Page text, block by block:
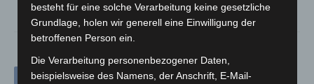
besteht für eine solche Verarbeitung keine gesetzliche
Grundlage, holen wir generell eine Einwilligung der
betroffenen Person ein.
Die Verarbeitung personenbezogener Daten,
beispielsweise des Namens, der Anschrift, E-Mail-